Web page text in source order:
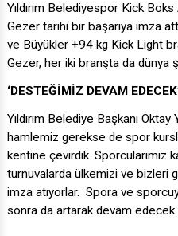
Yıldırım Belediyespor Kick
Gezer tarihi bir başarıya imza
ve Büyükler +94 kg Kick Light
Gezer, her iki branşta da dünya
‘DESTEĞİMİZ DEVAM
Yıldırım Belediye Başkanı
hamlemiz gerekse de spor
kentine çevirdik. Sporcularımız
turnuvalarda ülkemizi ve bizleri
imza atıyorlar. Spora ve
sonra da artarak devam edecek